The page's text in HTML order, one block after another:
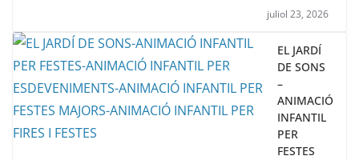
juliol 23, 2026
EL JARDÍ
DE SONS
–
ANIMACIÓ
INFANTIL
PER
FESTES